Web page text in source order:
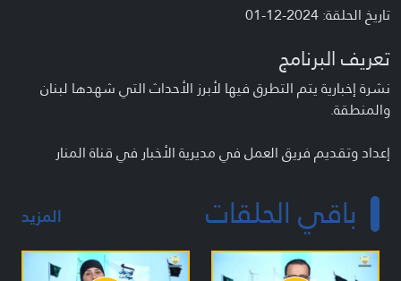
تاريخ الحلقة: 2024-12-01
تعريف البرنامج
نشرة إخبارية يتم التطرق فيها لأبرز الأحداث التي شهدها لبنان
والمنطقة.
إعداد وتقديم فريق العمل في مديرية الأخبار في قناة المنار
باقي الحلقات المزيد